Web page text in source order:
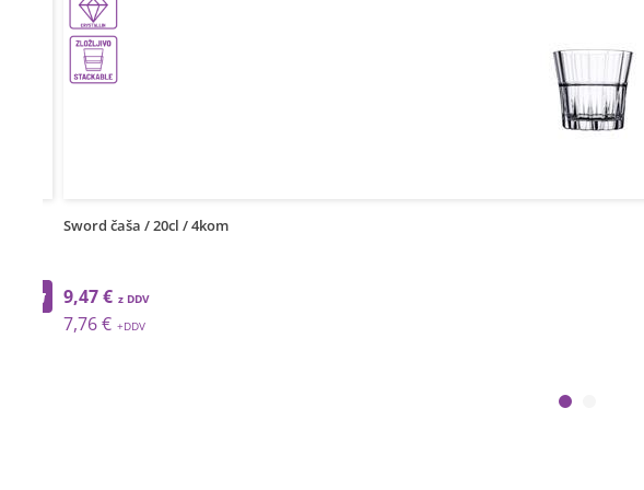
Sword čaša / 20cl / 4kom
9,47 €
7,76 €